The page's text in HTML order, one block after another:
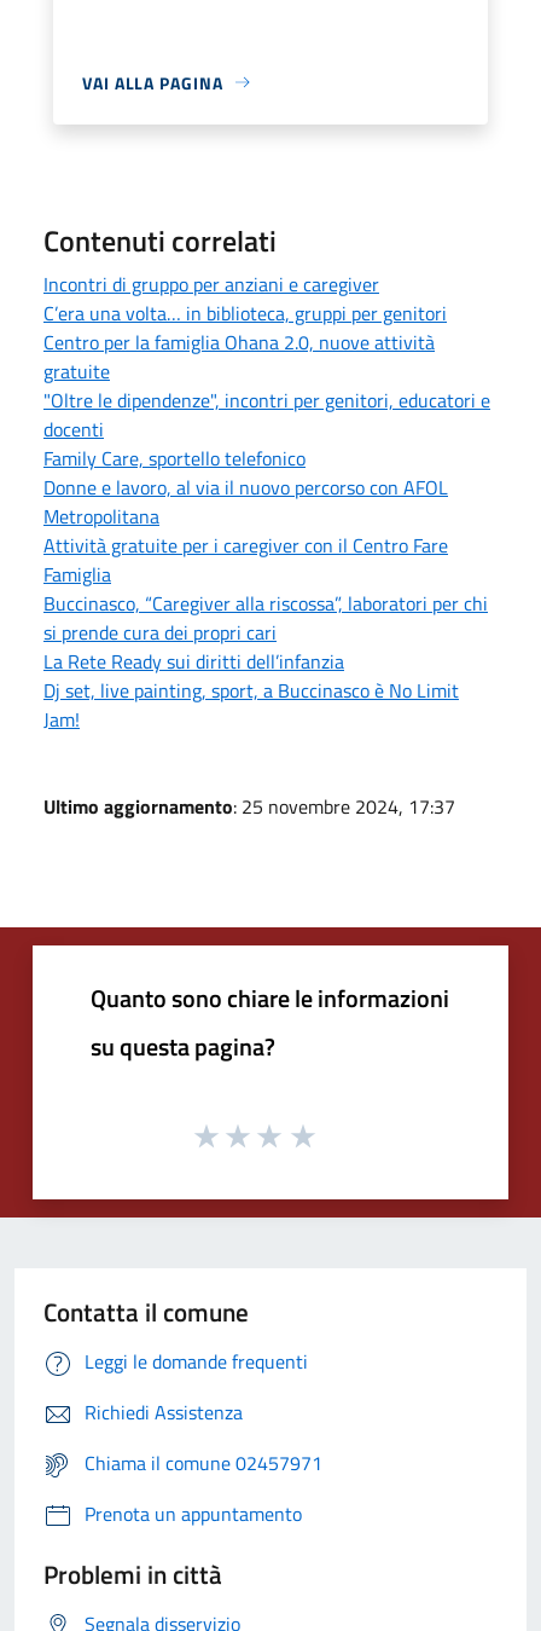
VAI ALLA PAGINA
Contenuti correlati
Incontri di gruppo per anziani e caregiver
C’era una volta… in biblioteca, gruppi per genitori
Centro per la famiglia Ohana 2.0, nuove attività
gratuite
"Oltre le dipendenze", incontri per genitori, educatori e
docenti
Family Care, sportello telefonico
Donne e lavoro, al via il nuovo percorso con AFOL
Metropolitana
Attività gratuite per i caregiver con il Centro Fare
Famiglia
Buccinasco, “Caregiver alla riscossa”, laboratori per chi
si prende cura dei propri cari
La Rete Ready sui diritti dell’infanzia
Dj set, live painting, sport, a Buccinasco è No Limit
Jam!
Ultimo aggiornamento: 25 novembre 2024, 17:37
Quanto sono chiare le informazioni
su questa pagina?
Contatta il comune
Leggi le domande frequenti
Richiedi Assistenza
Chiama il comune 02457971
Prenota un appuntamento
Problemi in città
Segnala disservizio